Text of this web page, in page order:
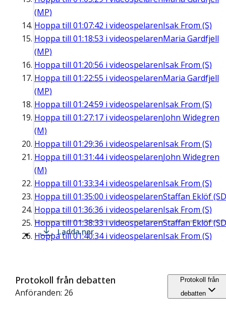
(MP)
Hoppa till 01:07:42 i videospelarenIsak From (S)
Hoppa till 01:18:53 i videospelarenMaria Gardfjell
(MP)
Hoppa till 01:20:56 i videospelarenIsak From (S)
Hoppa till 01:22:55 i videospelarenMaria Gardfjell
(MP)
Hoppa till 01:24:59 i videospelarenIsak From (S)
Hoppa till 01:27:17 i videospelarenJohn Widegren
(M)
Hoppa till 01:29:36 i videospelarenIsak From (S)
Hoppa till 01:31:44i videospelarenJohn Widegren
(M)
Hoppa till 01:33:34i videospelarenIsak From (S)
Hoppa till 01:35:00 i videospelarenStaffan Eklöf
Hoppa till 01:36:36 i videospelarenIsak From (S)
Hoppa till01:38:33i videospelarenStaffan Eklöf
Hoppa till01:40:34i videospelarenIsak From (S)
Ladda ner
Protokoll från debatten
Anföranden: 26
Protokoll från
debatten